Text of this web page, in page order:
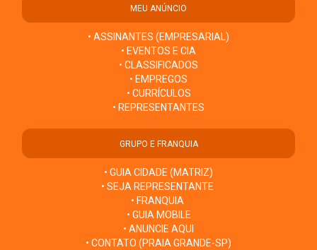
MEU ANÚNCIO
• ASSINANTES (EMPRESARIAL)
• EVENTOS E CIA
• CLASSIFICADOS
• EMPREGOS
• CURRÍCULOS
• REPRESENTANTES
GRUPO E FRANQUIA
• GUIA CIDADE (MATRIZ)
• SEJA REPRESENTANTE
• FRANQUIA
• GUIA MOBILE
• ANUNCIE AQUI
• CONTATO (PRAIA GRANDE-SP)